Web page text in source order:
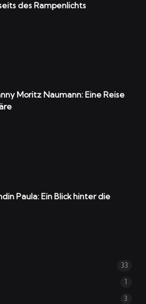
des Rampenlichts
Moritz Naumann: Eine Reise
Paula: Ein Blick hinter die
33
1
3